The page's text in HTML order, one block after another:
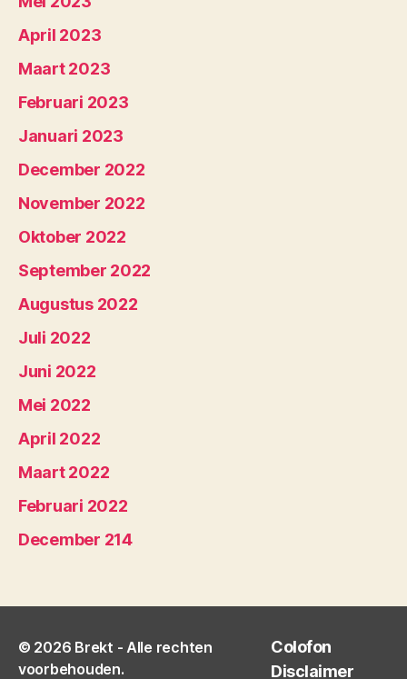
April 2023
Maart 2023
Februari 2023
Januari 2023
December 2022
November 2022
Oktober 2022
September 2022
Augustus 2022
Juli 2022
Juni 2022
Mei 2022
April 2022
Maart 2022
Februari 2022
December 214
© 2026 Brekt - Alle rechten
voorbehouden.
Colofon
Disclaimer